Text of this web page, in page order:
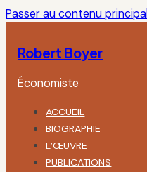
Passer au contenu principal
Robert Boyer
Économiste
ACCUEIL
BIOGRAPHIE
L’ŒUVRE
PUBLICATIONS